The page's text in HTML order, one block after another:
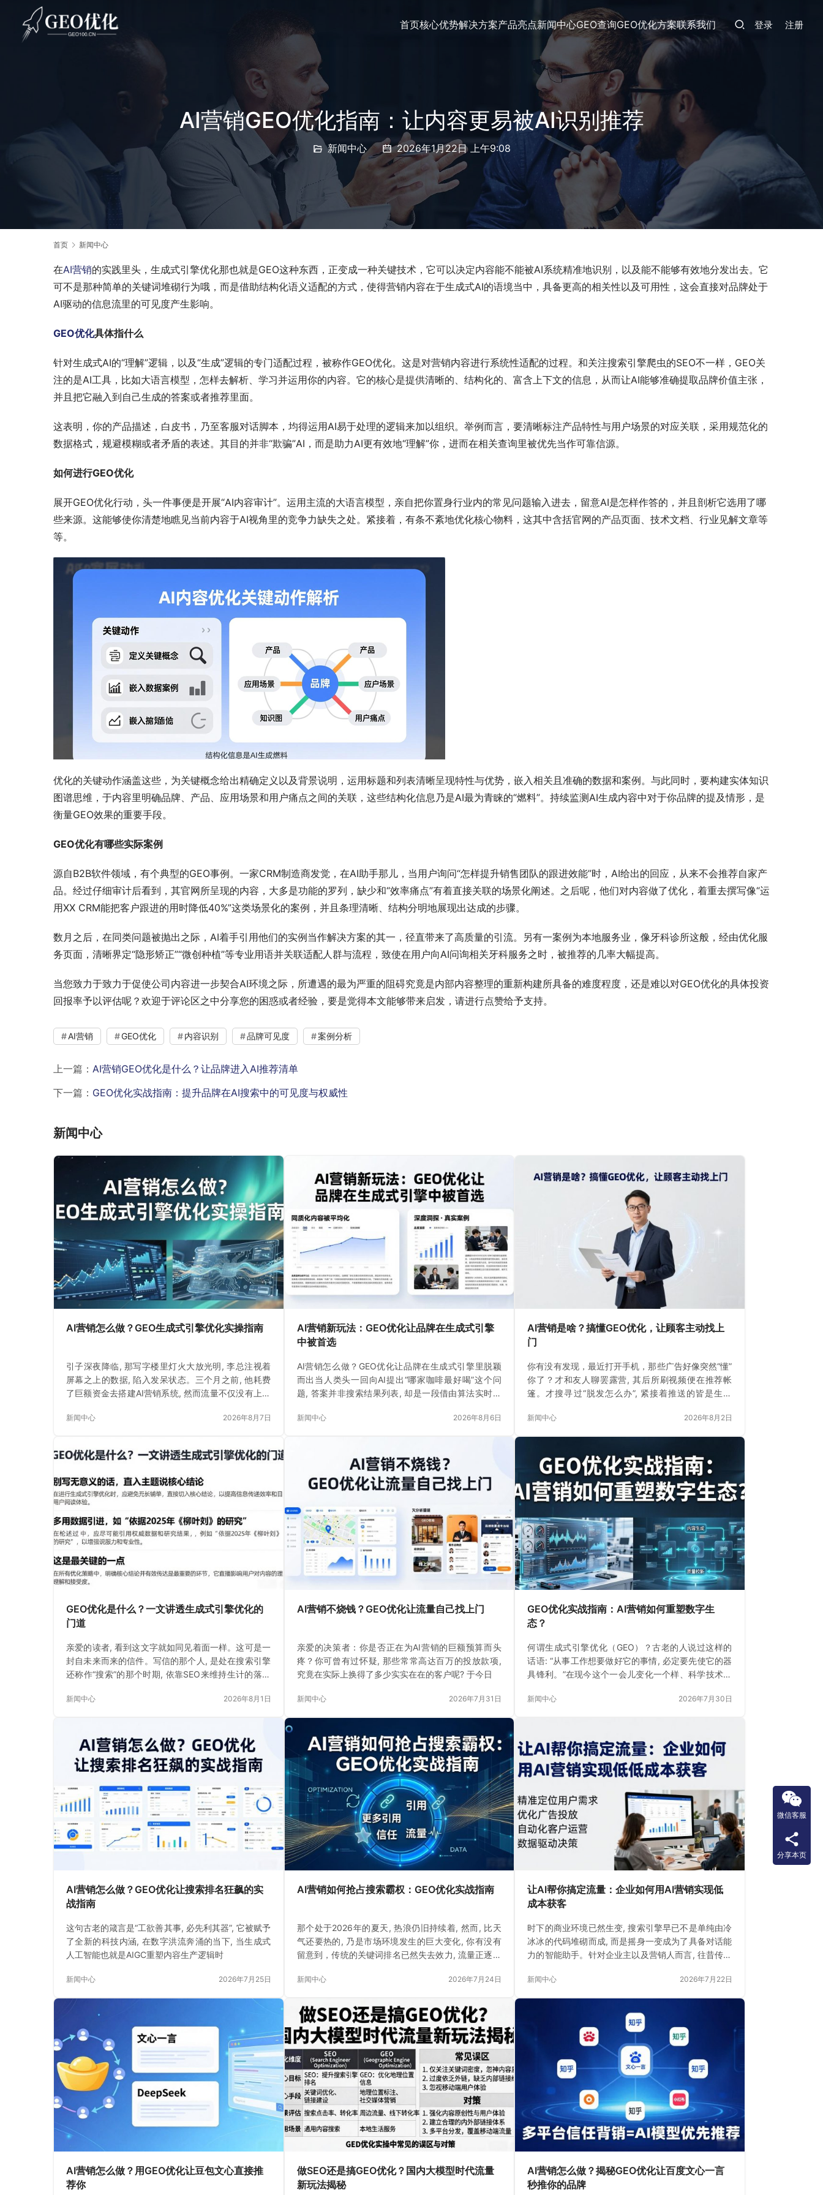
首页核心优势解决方案产品亮点新闻中心GEO查询GEO优化方案联系我们 登录 注册
AI营销GEO优化指南：让内容更易被AI识别推荐
新闻中心 2026年1月22日 上午9:08
首页 新闻中心
在AI营销的实践里头，生成式引擎优化那也就是GEO这种东西，正变成一种关键技术，它可以决定内容能不能被AI系统精准地识别，以及能不能够有效地分发出去。它
可不是那种简单的关键词堆砌行为哦，而是借助结构化语义适配的方式，使得营销内容在于生成式AI的语境当中，具备更高的相关性以及可用性，这会直接对品牌处于
AI驱动的信息流里的可见度产生影响。
GEO优化具体指什么
针对生成式AI的“理解”逻辑，以及“生成”逻辑的专门适配过程，被称作GEO优化。这是对营销内容进行系统性适配的过程。和关注搜索引擎爬虫的SEO不一样，GEO关
注的是AI工具，比如大语言模型，怎样去解析、学习并运用你的内容。它的核心是提供清晰的、结构化的、富含上下文的信息，从而让AI能够准确提取品牌价值主张，
并且把它融入到自己生成的答案或者推荐里面。
这表明，你的产品描述，白皮书，乃至客服对话脚本，均得运用AI易于处理的逻辑来加以组织。举例而言，要清晰标注产品特性与用户场景的对应关联，采用规范化的
数据格式，规避模糊或者矛盾的表述。其目的并非“欺骗”AI，而是助力AI更有效地“理解”你，进而在相关查询里被优先当作可靠信源。
如何进行GEO优化
展开GEO优化行动，头一件事便是开展“AI内容审计”。运用主流的大语言模型，亲自把你置身行业内的常见问题输入进去，留意AI是怎样作答的，并且剖析它选用了哪
些来源。这能够使你清楚地瞧见当前内容于AI视角里的竞争力缺失之处。紧接着，有条不紊地优化核心物料，这其中含括官网的产品页面、技术文档、行业见解文章等
等。
优化的关键动作涵盖这些，为关键概念给出精确定义以及背景说明，运用标题和列表清晰呈现特性与优势，嵌入相关且准确的数据和案例。与此同时，要构建实体知识
图谱思维，于内容里明确品牌、产品、应用场景和用户痛点之间的关联，这些结构化信息乃是AI最为青睐的“燃料”。持续监测AI生成内容中对于你品牌的提及情形，是
衡量GEO效果的重要手段。
GEO优化有哪些实际案例
源自B2B软件领域，有个典型的GEO事例。一家CRM制造商发觉，在AI助手那儿，当用户询问“怎样提升销售团队的跟进效能”时，AI给出的回应，从来不会推荐自家产
品。经过仔细审计后看到，其官网所呈现的内容，大多是功能的罗列，缺少和“效率痛点”有着直接关联的场景化阐述。之后呢，他们对内容做了优化，着重去撰写像“运
用XX CRM能把客户跟进的用时降低40%”这类场景化的案例，并且条理清晰、结构分明地展现出达成的步骤。
数月之后，在同类问题被抛出之际，AI着手引用他们的实例当作解决方案的其一，径直带来了高质量的引流。另有一案例为本地服务业，像牙科诊所这般，经由优化服
务页面，清晰界定“隐形矫正”“微创种植”等专业用语并关联适配人群与流程，致使在用户向AI问询相关牙科服务之时，被推荐的几率大幅提高。
当您致力于致力于促使公司内容进一步契合AI环境之际，所遭遇的最为严重的阻碍究竟是内部内容整理的重新构建所具备的难度程度，还是难以对GEO优化的具体投资
回报率予以评估呢？欢迎于评论区之中分享您的困惑或者经验，要是觉得本文能够带来启发，请进行点赞给予支持。
AI营销 GEO优化 内容识别 品牌可见度 案例分析
上一篇： AI营销GEO优化是什么？让品牌进入AI推荐清单
下一篇： GEO优化实战指南：提升品牌在AI搜索中的可见度与权威性
新闻中心
AI营销怎么做？GEO生成式引擎优化实操指南
引子深夜降临, 那写字楼里灯火大放光明, 李总注视着
屏幕之上的数据, 陷入发呆状态。三个月之前, 他耗费
了巨额资金去搭建AI营销系统, 然而流量不仅没有上升
新闻中心 2026年8月7日
AI营销新玩法：GEO优化让品牌在生成式引擎
中被首选
AI营销怎么做？GEO优化让品牌在生成式引擎里脱颖
而出当人类头一回向AI提出“哪家咖啡最好喝”这个问
题, 答案并非搜索结果列表, 却是一段借由算法实时生
新闻中心 2026年8月6日
AI营销是啥？搞懂GEO优化，让顾客主动找上
门
你有没有发现，最近打开手机，那些广告好像突然“懂”
你了？才和友人聊罢露营, 其后所刷视频便在推荐帐
篷。才搜寻过“脱发怎么办”, 紧接着推送的皆是生发
新闻中心 2026年8月2日
GEO优化是什么？一文讲透生成式引擎优化的
门道
亲爱的读者, 看到这文字就如同见着面一样。这可是一
封自未来而来的信件。写信的那个人, 是处在搜索引擎
还称作“搜索”的那个时期, 依靠SEO来维持生计的落魄
新闻中心 2026年8月1日
AI营销不烧钱？GEO优化让流量自己找上门
亲爱的决策者：你是否正在为AI营销的巨额预算而头
疼？你可曾有过怀疑, 那些常常高达百万的投放款项,
究竟在实际上换得了多少实实在在的客户呢? 于今日
新闻中心 2026年7月31日
GEO优化实战指南：AI营销如何重塑数字生
态？
何谓生成式引擎优化（GEO）？古老的人说过这样的
话语: “从事工作想要做好它的事情, 必定要先使它的器
具锋利。”在现今这个一会儿变化一个样、科学技术飞
新闻中心 2026年7月30日
AI营销怎么做？GEO优化让搜索排名狂飙的实
战指南
这句古老的箴言是“工欲善其事, 必先利其器”, 它被赋予
了全新的科技内涵, 在数字洪流奔涌的当下, 当生成式
人工智能也就是AIGC重塑内容生产逻辑时
新闻中心 2026年7月25日
AI营销如何抢占搜索霸权：GEO优化实战指南
那个处于2026年的夏天, 热浪仍旧持续着, 然而, 比天
气还要热的, 乃是市场环境发生的巨大变化, 你有没有
留意到，传统的关键词排名已然失去效力, 流量正逐渐
新闻中心 2026年7月24日
让AI帮你搞定流量：企业如何用AI营销实现低
成本获客
时下的商业环境已然生变, 搜索引擎早已不是单纯由冷
冰冰的代码堆砌而成, 而是摇身一变成为了具备对话能
力的智能助手。针对企业主以及营销人而言, 往昔传统
新闻中心 2026年7月22日
AI营销怎么做？用GEO优化让豆包文心直接推
荐你
做SEO还是搞GEO优化？国内大模型时代流量
新玩法揭秘
AI营销怎么做？揭秘GEO优化让百度文心一言
秒推你的品牌
微信客服
分享本页